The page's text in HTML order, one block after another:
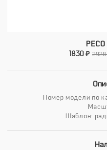
1830 ₽ 2928
Номер модели по
Шаблон: